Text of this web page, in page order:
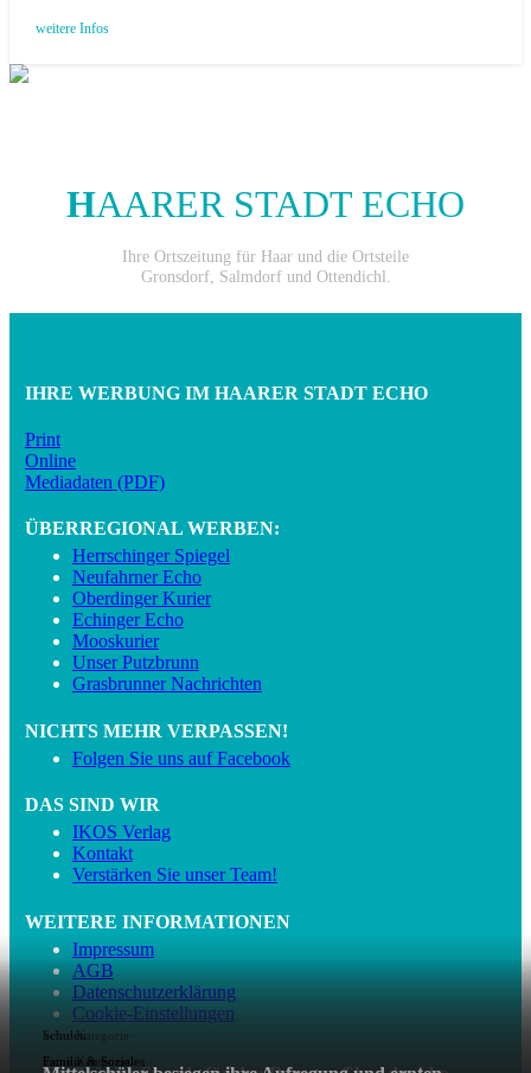
keine Kategorie
keine Kategorie
keine Kategorie
Schulen
Familie & Soziales
weitere Infos
HAARER STADT ECHO
Ihre Ortszeitung für Haar und die Ortsteile
Gronsdorf, Salmdorf und Ottendichl.
IHRE WERBUNG IM HAARER STADT ECHO
Print
Online
Mediadaten (PDF)
ÜBERREGIONAL WERBEN:
Herrschinger Spiegel
Neufahrner Echo
Oberdinger Kurier
Echinger Echo
Mooskurier
Unser Putzbrunn
Grasbrunner Nachrichten
NICHTS MEHR VERPASSEN!
Folgen Sie uns auf Facebook
DAS SIND WIR
IKOS Verlag
Kontakt
Verstärken Sie unser Team!
WEITERE INFORMATIONEN
Impressum
AGB
Datenschutzerklärung
Cookie-Einstellungen